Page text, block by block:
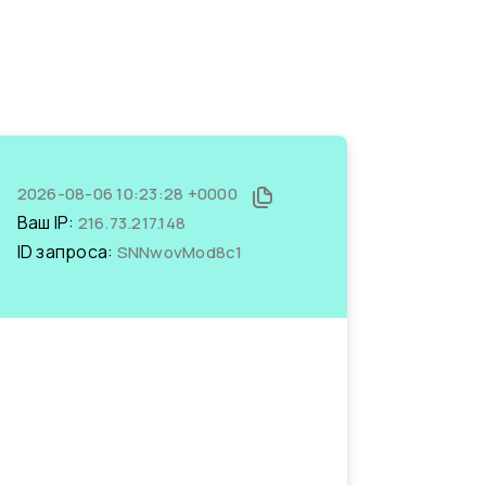
2026-08-06 10:23:28 +0000
Ваш IP: 216.73.217.148
ID запроса: SNNwovMod8c1